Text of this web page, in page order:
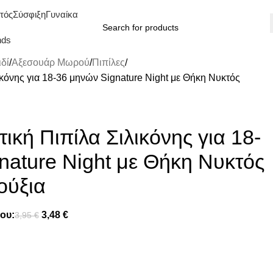
ΣύσφιξηΓυναίκα
Αξεσουάρ Μωρού Πιπίλες
για 18-36 μηνών Signature Night με Θήκη Νυκτός
Πιπίλα Σιλικόνης για 18-
Night με Θήκη Νυκτός
3,95€ 3,48 €